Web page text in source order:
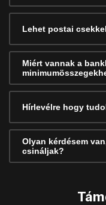
Lehet postai
Miért vannak a
Hírlevélre hogy
Olyan kérdésem
csináljak?